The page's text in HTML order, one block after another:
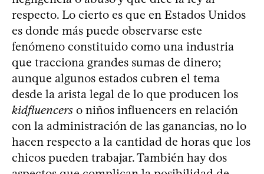
respecto. Lo cierto es que en Estados Unidos
es donde más puede observarse este
fenómeno constituido como una industria
que tracciona grandes sumas de dinero;
aunque algunos estados cubren el tema
desde la arista legal de lo que producen los
kidfluencers o niños influencers en relación
con la administración de las ganancias, no lo
hacen respecto a la cantidad de horas que los
chicos pueden trabajar. También hay dos